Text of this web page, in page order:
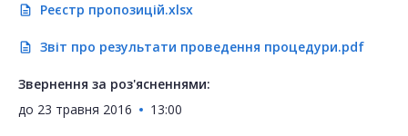
description Реєстр пропозицій.xlsx
description Звіт про результати проведення процедури.pdf
Звернення за роз'ясненнями:
до 23 травня 2016 13:00